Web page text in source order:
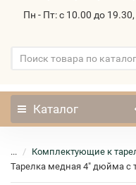
Пн - Пт: с 10.00 до
Каталог
...
Комплектующие к
Тарелка медная 4" дюйма с